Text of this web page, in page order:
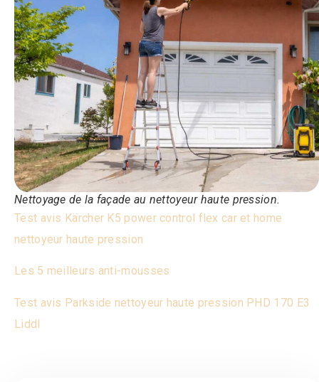
Nettoyage de la façade au nettoyeur haute pression.
Test avis Kärcher K5 power control flex car et home
nettoyeur haute pression
Les 5 meilleurs anti-mousses
Test avis Parkside nettoyeur haute pression PHD 170 E3
Liddl